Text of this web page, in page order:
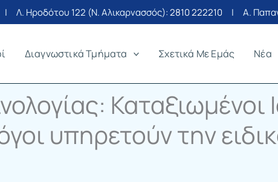
| Λ. Ηροδότου 122 (Ν. Αλικαρνασσός):2810 222210 | Α.
Διαγνωστικά Τμήματα Σχετικά Με Εμάς Νέα
Καταξιωμένοι
υπηρετούν την